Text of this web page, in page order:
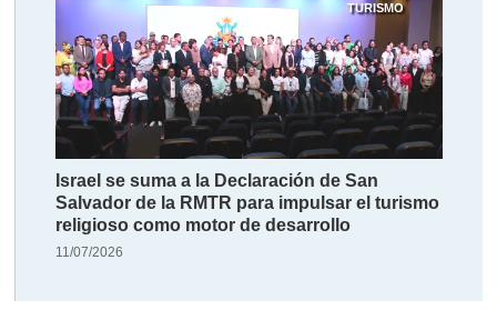
TURISMO
Israel se suma a la Declaración de San
Salvador de la RMTR para impulsar el turismo
religioso como motor de desarrollo
11/07/2026